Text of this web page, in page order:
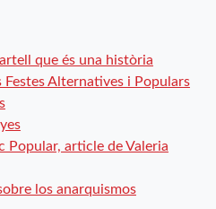
que és una història
Festes Alternatives i Populars
Popular, article de Valeria
los anarquismos